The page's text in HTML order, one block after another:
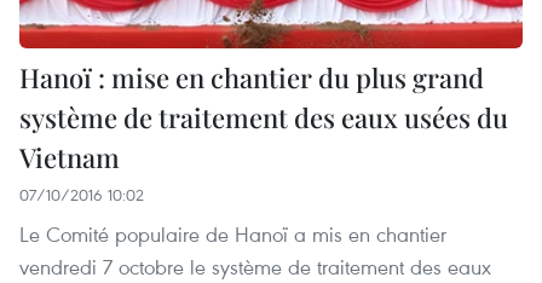
Hanoï : mise en chantier du plus grand
système de traitement des eaux usées du
Vietnam
07/10/2016 10:02
Le Comité populaire de Hanoï a mis en chantier
vendredi 7 octobre le système de traitement des eaux